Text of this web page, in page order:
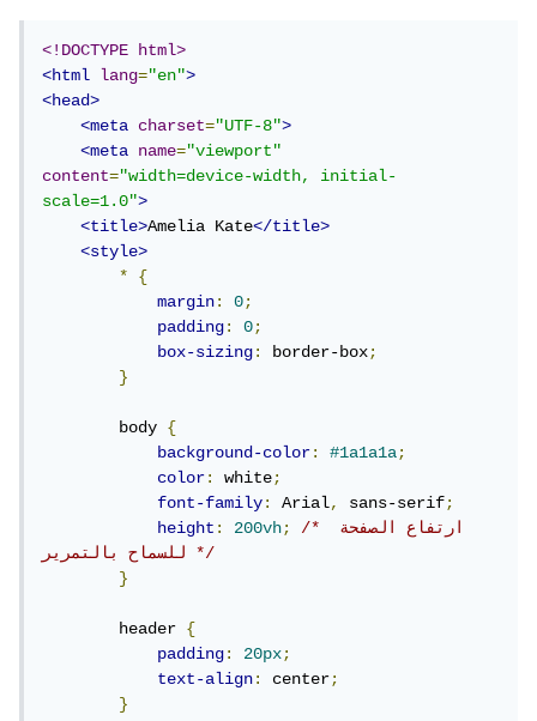
<!DOCTYPE html>
<html
lang="en">
<head>
<meta
charset="UTF-8">
<meta
name="viewport"
content="width=device-width, initial-
scale=1.0">
<title>Amelia Kate</title>
<style>
*
{
margin: 0;
padding: 0;
box-sizing: border-box;
}
        body
{
background-color: #1a1a1a;
color: white;
font-family: Arial, sans-serif;
height: 200vh;
/* ارتفاع الصفحة
للسماح بالتمرير */
}
        header
{
padding: 20px;
text-align: center;
}